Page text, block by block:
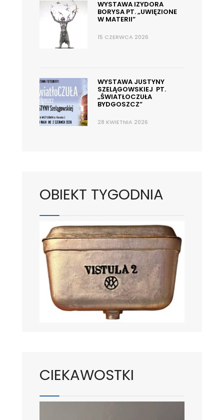
WYSTAWA IZYDORA
BORYSA PT. „UWIĘZIONE
W MATERII”
15 CZERWCA 2026
WYSTAWA JUSTYNY
SZELĄGOWSKIEJ PT.
„ŚWIATŁOCZUŁA
BYDGOSZCZ”
28 KWIETNIA 2026
OBIEKT TYGODNIA
CIEKAWOSTKI